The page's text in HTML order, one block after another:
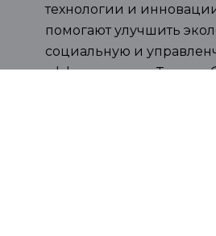
технологии и
помогают улучшить
социальную и
эффективность. Таким